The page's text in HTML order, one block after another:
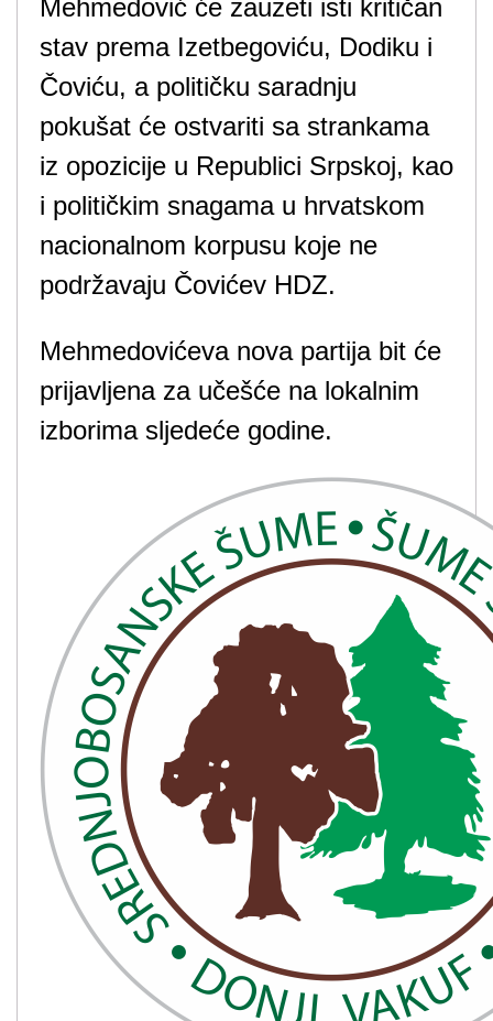
Mehmedović će zauzeti isti kritičan
stav prema Izetbegoviću, Dodiku i
Čoviću, a političku saradnju
pokušat će ostvariti sa strankama
iz opozicije u Republici Srpskoj, kao
i političkim snagama u hrvatskom
nacionalnom korpusu koje ne
podržavaju Čovićev HDZ.
Mehmedovićeva nova partija bit će
prijavljena za učešće na lokalnim
izborima sljedeće godine.